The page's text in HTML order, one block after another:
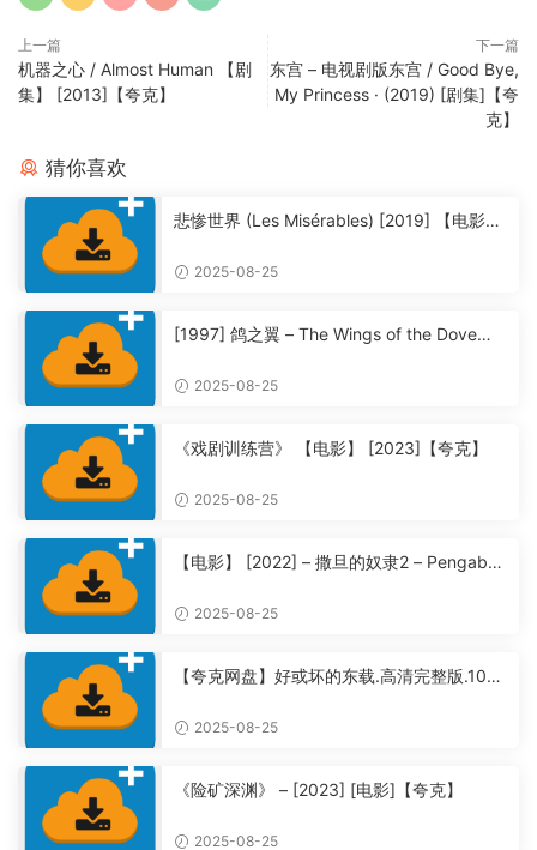
上一篇
机器之心 / Almost Human 【剧
集】 [2013]【夸克】
下一篇
东宫 – 电视剧版东宫 / Good Bye,
My Princess · (2019) [剧集]【夸
克】
猜你喜欢
悲惨世界 (Les Misérables) [2019] 【电影】
2025-08-25
[1997] 鸽之翼 – The Wings of the Dove
2025-08-25
《戏剧训练营》 【电影】 [2023]【夸克】
2025-08-25
【电影】 [2022] – 撒旦的奴隶2 – Pengabdi
2025-08-25
【夸克网盘】好或坏的东载.高清完整版.108
2025-08-25
《险矿深渊》 – [2023] [电影]【夸克】
2025-08-25